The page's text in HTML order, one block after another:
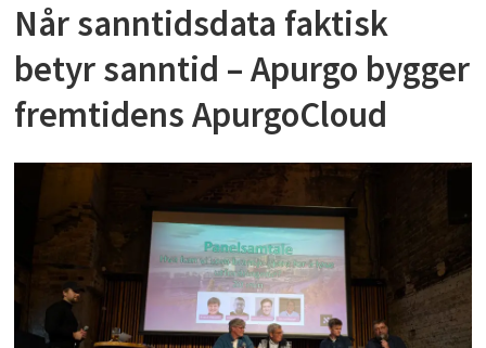
Når sanntidsdata faktisk
betyr sanntid – Apurgo bygger
fremtidens ApurgoCloud